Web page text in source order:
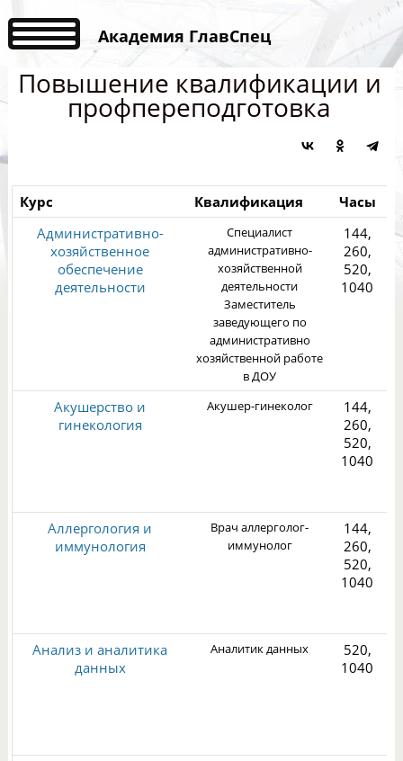
Академия ГлавСпец
Повышение квалификации и
профпереподготовка
Курс Квалификация Часы
Административно-
хозяйственное
обеспечение
деятельности
Специалист
административно-
хозяйственной
деятельности
Заместитель
заведующего по
административно
хозяйственной работе
в ДОУ
144,
260,
520,
1040
Акушерство и
гинекология
Акушер-гинеколог
144,
260,
520,
1040
Аллергология и
иммунология
Врач аллерголог-
иммунолог
144,
260,
520,
1040
Анализ и аналитика
данных
Аналитик данных
520,
1040